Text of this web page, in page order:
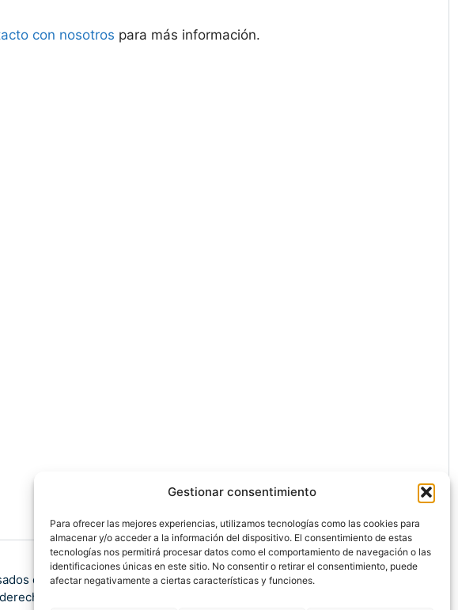
Gestionar consentimiento
Para ofrecer las mejores experiencias, utilizamos tecnologías como las cookies para
almacenar y/o acceder a la información del dispositivo. El consentimiento de estas
tecnologías nos permitirá procesar datos como el comportamiento de navegación o las
identificaciones únicas en este sitio. No consentir o retirar el consentimiento, puede
afectar negativamente a ciertas características y funciones.
con nosotros para más información.
de Importación.
reservados